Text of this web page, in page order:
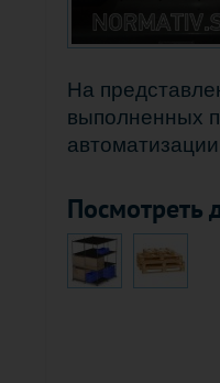
На
выполненных
Посмотреть